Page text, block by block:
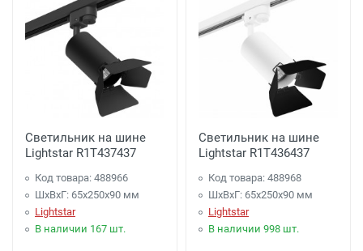
Светильник на шине
Lightstar R1T437437
Код товара: 488966
ШхВхГ: 65x250x90 мм
Lightstar
В наличии 167 шт.
Светильник на шине
Lightstar R1T436437
Код товара: 488968
ШхВхГ: 65x250x90 мм
Lightstar
В наличии 998 шт.